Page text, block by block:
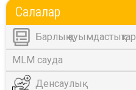
Салалар
Барлық қауымдастықтар
MLM сауда
Денсаулық